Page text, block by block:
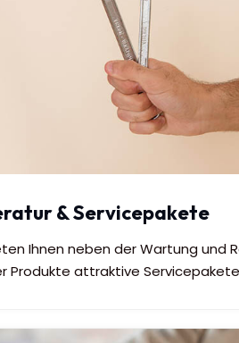
& Servicepakete
Ihnen neben der Wartung und
Produkte attraktive